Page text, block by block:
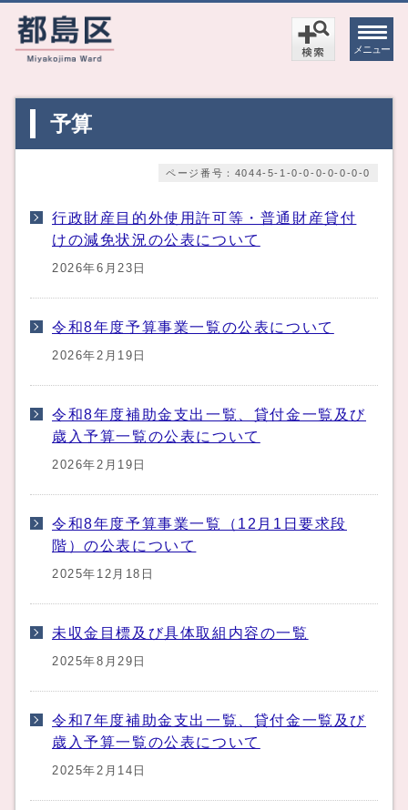
メニュー
予算
ページ番号：4044-5-1-0-0-0-0-0-0-0
行政財産目的外使用許可等・普通財産貸付
けの減免状況の公表について
2026年6月23日
令和8年度予算事業一覧の公表について
2026年2月19日
令和8年度補助金支出一覧、貸付金一覧及び
歳入予算一覧の公表について
2026年2月19日
令和8年度予算事業一覧（12月1日要求段
階）の公表について
2025年12月18日
未収金目標及び具体取組内容の一覧
2025年8月29日
令和7年度補助金支出一覧、貸付金一覧及び
歳入予算一覧の公表について
2025年2月14日